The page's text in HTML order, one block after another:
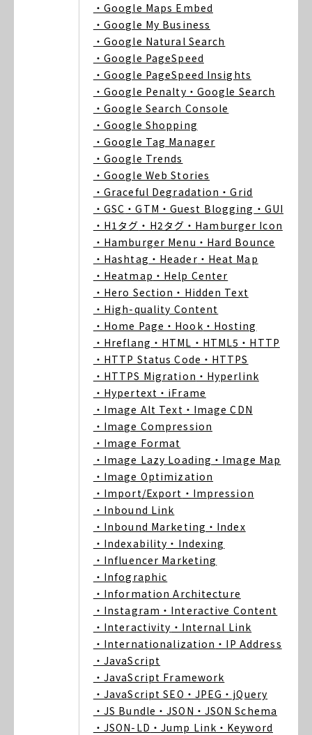
・Google Maps Embed
・Google My Business
・Google Natural Search
・Google PageSpeed
・Google PageSpeed Insights
・Google Penalty ・Google Search
・Google Search Console
・Google Shopping
・Google Tag Manager
・Google Trends
・Google Web Stories
・Graceful Degradation ・Grid
・GSC ・GTM ・Guest Blogging ・GUI
・H1タグ ・H2タグ ・Hamburger Icon
・Hamburger Menu ・Hard Bounce
・Hashtag ・Header ・Heat Map
・Heatmap ・Help Center
・Hero Section ・Hidden Text
・High-quality Content
・Home Page ・Hook ・Hosting
・Hreflang ・HTML ・HTML5 ・HTTP
・HTTP Status Code ・HTTPS
・HTTPS Migration ・Hyperlink
・Hypertext ・iFrame
・Image Alt Text ・Image CDN
・Image Compression
・Image Format
・Image Lazy Loading ・Image Map
・Image Optimization
・Import/Export ・Impression
・Inbound Link
・Inbound Marketing ・Index
・Indexability ・Indexing
・Influencer Marketing
・Infographic
・Information Architecture
・Instagram ・Interactive Content
・Interactivity ・Internal Link
・Internationalization ・IP Address
・JavaScript
・JavaScript Framework
・JavaScript SEO ・JPEG ・jQuery
・JS Bundle ・JSON ・JSON Schema
・JSON-LD ・Jump Link ・Keyword